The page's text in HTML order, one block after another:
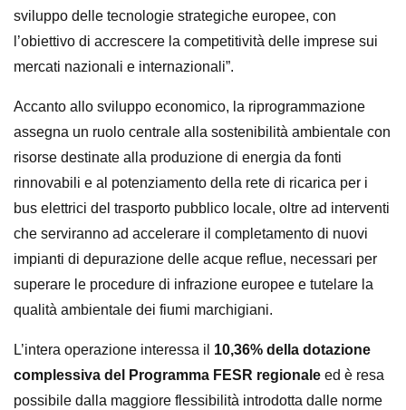
sviluppo delle tecnologie strategiche europee, con
l’obiettivo di accrescere la competitività delle imprese sui
mercati nazionali e internazionali”.
Accanto allo sviluppo economico, la riprogrammazione
assegna un ruolo centrale alla sostenibilità ambientale con
risorse destinate alla produzione di energia da fonti
rinnovabili e al potenziamento della rete di ricarica per i
bus elettrici del trasporto pubblico locale, oltre ad interventi
che serviranno ad accelerare il completamento di nuovi
impianti di depurazione delle acque reflue, necessari per
superare le procedure di infrazione europee e tutelare la
qualità ambientale dei fiumi marchigiani.
L’intera operazione interessa il 10,36% della dotazione
complessiva del Programma FESR regionale ed è resa
possibile dalla maggiore flessibilità introdotta dalle norme